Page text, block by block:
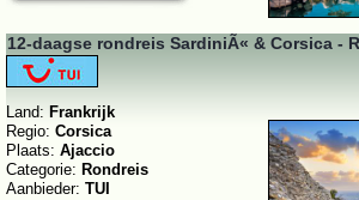
12-daagse rondreis SardiniÃ« & Corsica -
Land: Frankrijk
Regio: Corsica
Plaats: Ajaccio
Categorie: Rondreis
Aanbieder: TUI